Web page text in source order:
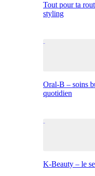
Tout pour ta
styling
Oral-B – soins
quotidien
K-Beauty – le